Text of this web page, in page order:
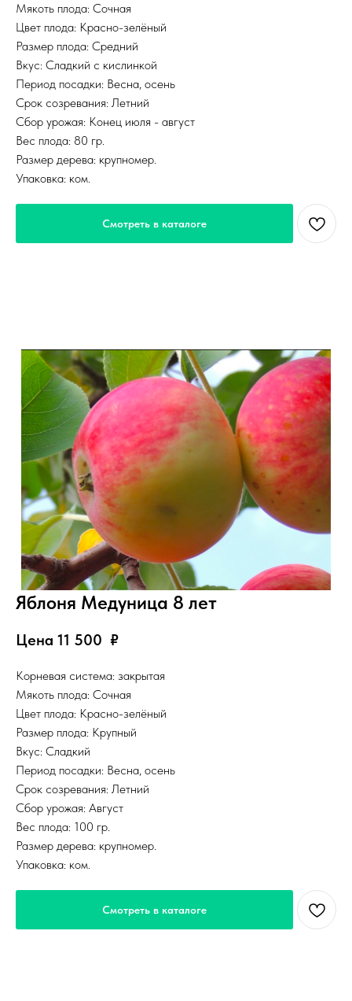
Мякоть плода: Сочная
Цвет плода: Красно-зелёный
Размер плода: Средний
Вкус: Сладкий с кислинкой
Период посадки: Весна, осень
Срок созревания: Летний
Сбор урожая: Конец июля - август
Вес плода: 80 гр.
Размер дерева: крупномер.
Упаковка: ком.
Смотреть в каталоге
Яблоня Медуница 8 лет
Цена 11 500 ₽
Корневая система: закрытая
Мякоть плода: Сочная
Цвет плода: Красно-зелёный
Размер плода: Крупный
Вкус: Сладкий
Период посадки: Весна, осень
Срок созревания: Летний
Сбор урожая: Август
Вес плода: 100 гр.
Размер дерева: крупномер.
Упаковка: ком.
Смотреть в каталоге